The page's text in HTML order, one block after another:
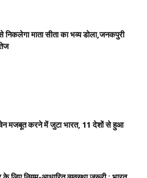
निकलेगा माता सीता का भव्य डोला,जनकपुरी
मजबूत करने में जुटा भारत, 11 देशों से हुआ